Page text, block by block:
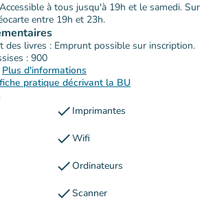
à tous jusqu'à 19h et le samedi. Sur
entre 19h et 23h.
des livres : Emprunt possible sur inscription.
: 900
Plus d'informations
pratique décrivant la BU
check Imprimantes
checkWifi
checkOrdinateurs
checkScanner